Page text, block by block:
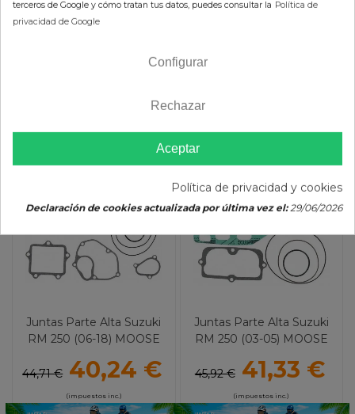
AÑADIR AL CARRITO
-10%
Juntas Parte Alta Suzuki
RM 250 (06-18) MOOSE
44,71 € 40,24 €
(impuestos inc.)
-10%
Juntas Parte Alta Suzuki
RM 250 (03-05) MOOSE
45,92 € 41,33 €
(impuestos inc.)
terceros de Google y cómo tratan tus datos, puedes consultar la Política de
privacidad de Google
Configurar
Rechazar
Aceptar
Política de privacidad y cookies
Declaración de cookies actualizada por última vez el:29/06/2026